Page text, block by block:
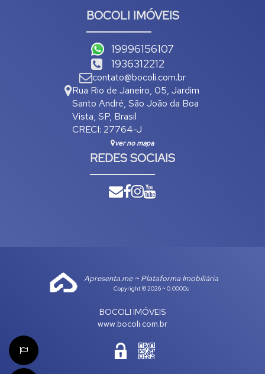
BOCOLI IMÓVEIS
19996156107
1936312212
contato@bocoli.com.br
Rua Rio de Janeiro, 05, Jardim
Santo André, São João da Boa
Vista, SP, Brasil
CRECI: 27764-J
ver no mapa
REDES SOCIAIS
Apresenta.me ~ Plataforma Imobiliária
Copyright © 2026 ~ 0.0000s
BOCOLI IMÓVEIS
www.bocoli.com.br